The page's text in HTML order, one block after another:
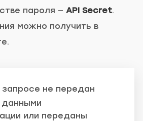
пароля — API Secret.
можно получить в
запросе не передан
данными
или переданы